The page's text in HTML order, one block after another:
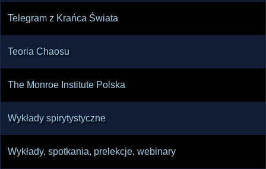
Telegram z Krańca Świata
Teoria Chaosu
The Monroe Institute Polska
Wykłady spirytystyczne
Wykłady, spotkania, prelekcje, webinary